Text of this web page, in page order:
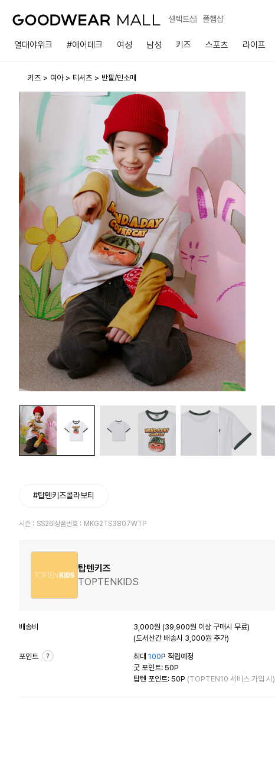
셀렉트샵 폴햄샵
열대야위크 #에어테크 여성 남성 키즈 스포츠 라이프
키즈 여아 티셔츠 반팔/민소매
#탑텐키즈콜라보티
시즌 : SS26 상품번호 : MKG2TS3807WTP
탑텐키즈
TOPTENKIDS
배송비
3,000원 (39,900원 이상 구매시 무료)
(도서산간 배송시 3,000원 추가)
포인트 최대 100P 적립예정
굿 포인트: 50P
탑텐 포인트: 50P (TOPTEN10 서비스 가입 시)